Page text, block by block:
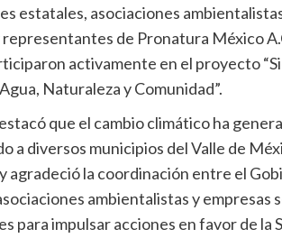
estatales, asociaciones
representantes de Pronatura México
activamente en el proyecto
Naturaleza y Comunidad”.
que el cambio climático ha
a diversos municipios del Valle de
agradeció la coordinación entre el
ambientalistas y empresas
para impulsar acciones en favor de la